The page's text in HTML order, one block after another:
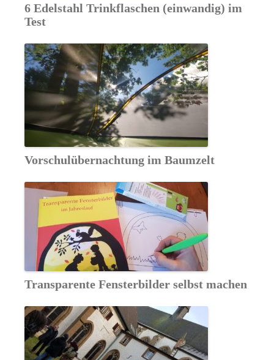
6 Edelstahl Trinkflaschen (einwandig) im
Test
Vorschulübernachtung im Baumzelt
Transparente Fensterbilder selbst machen